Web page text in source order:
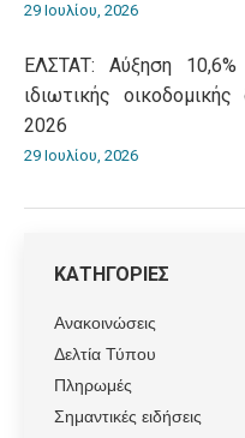
29 Ιουλίου, 2026
ΕΛΣΤΑΤ: Αύξηση
ιδιωτικής
2026
29 Ιουλίου, 2026
ΚΑΤΗΓΟΡΙΕΣ
Ανακοινώσεις
Δελτία Τύπου
Πληρωμές
Σημαντικές ειδήσεις